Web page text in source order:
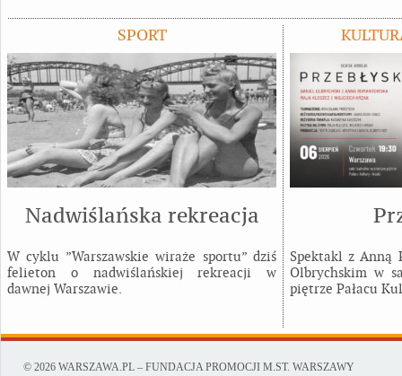
SPORT
Nadwiślańska rekreacja
W cyklu ”Warszawskie wiraże sportu” dziś
felieton o nadwiślańskiej rekreacji w
dawnej Warszawie.
Spektakl z Anną
Olbrychskim w
piętrze Pałacu
© 2026 WARSZAWA.PL – FUNDACJA PROMOCJI M.ST. WARSZAWY